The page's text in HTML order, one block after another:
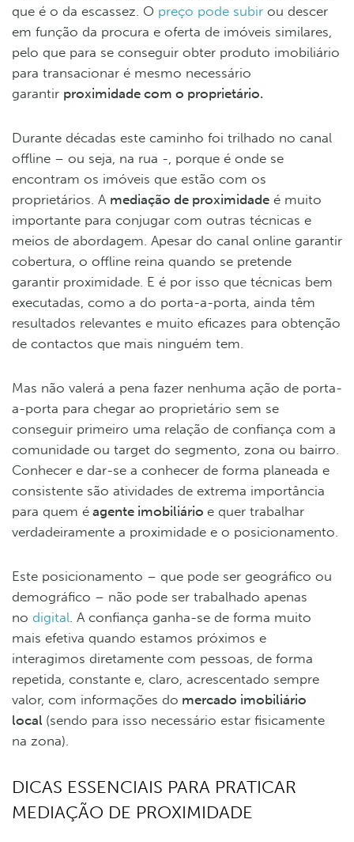
que é o da escassez. O preço pode subir ou descer
em função da procura e oferta de imóveis similares,
pelo que para se conseguir obter produto imobiliário
para transacionar é mesmo necessário
garantir proximidade com o proprietário.
Durante décadas este caminho foi trilhado no canal
offline – ou seja, na rua -, porque é onde se
encontram os imóveis que estão com os
proprietários. A mediação de proximidade é muito
importante para conjugar com outras técnicas e
meios de abordagem. Apesar do canal online garantir
cobertura, o offline reina quando se pretende
garantir proximidade. E é por isso que técnicas bem
executadas, como a do porta-a-porta, ainda têm
resultados relevantes e muito eficazes para obtenção
de contactos que mais ninguém tem.
Mas não valerá a pena fazer nenhuma ação de porta-
a-porta para chegar ao proprietário sem se
conseguir primeiro uma relação de confiança com a
comunidade ou target do segmento, zona ou bairro.
Conhecer e dar-se a conhecer de forma planeada e
consistente são atividades de extrema importância
para quem é agente imobiliário e quer trabalhar
verdadeiramente a proximidade e o posicionamento.
Este posicionamento – que pode ser geográfico ou
demográfico – não pode ser trabalhado apenas
no digital . A confiança ganha-se de forma muito
mais efetiva quando estamos próximos e
interagimos diretamente com pessoas, de forma
repetida, constante e, claro, acrescentado sempre
valor, com informações do mercado imobiliário
local (sendo para isso necessário estar fisicamente
na zona).
DICAS ESSENCIAIS PARA PRATICAR
MEDIAÇÃO DE PROXIMIDADE